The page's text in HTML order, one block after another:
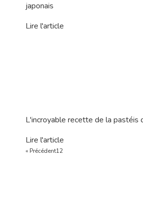
japonais
Lire l'article
L'incroyable recette de la pastéis
Lire l'article
« Précédent12